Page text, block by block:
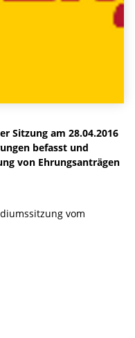
Sitzung am 28.04.2016
befasst und
von Ehrungsanträgen
vom